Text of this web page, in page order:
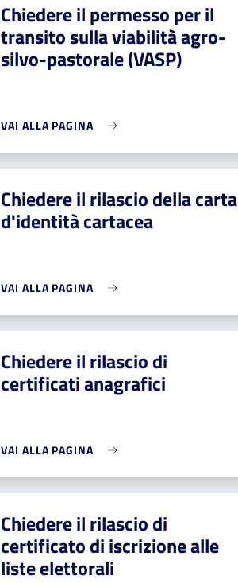
Chiedere il permesso per il
transito sulla viabilità agro-
silvo-pastorale (VASP)
VAI ALLA PAGINA
Chiedere il rilascio della carta
d'identità cartacea
VAI ALLA PAGINA
Chiedere il rilascio di
certificati anagrafici
VAI ALLA PAGINA
Chiedere il rilascio di
certificato di iscrizione alle
liste elettorali